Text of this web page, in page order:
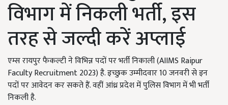
विभाग में निकली भर्ती, इस
तरह से जल्दी करें अप्लाई
एम्स रायपुर फैकल्टी ने विभिन्न पदों पर भर्ती निकाली (AIIMS Raipur
Faculty Recruitment 2023) है. इच्छुक उम्मीदवार 10 जनवरी से इन
पदों पर आवेदन कर सकते हैं. वहीं आंध्र प्रदेश में पुलिस विभाग में भी भर्ती
निकली है.